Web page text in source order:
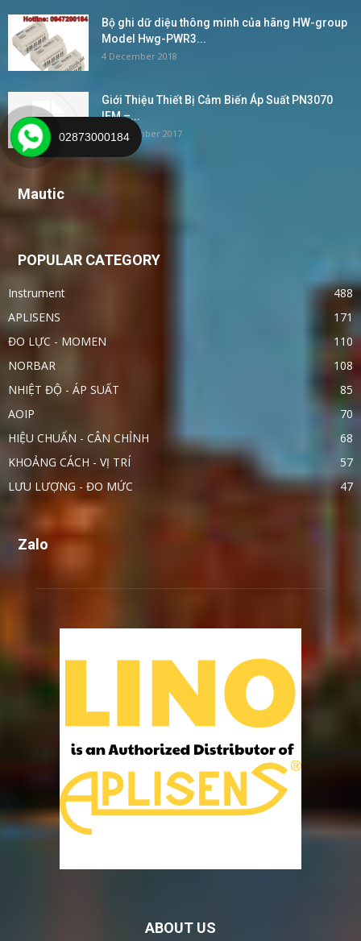
Bộ ghi dữ diệu thông minh của hãng HW-group
Model Hwg-PWR3...
4 December 2018
Giới Thiệu Thiết Bị Cảm Biến Áp Suất PN3070
IFM –...
24 November 2017
Mautic
POPULAR CATEGORY
Instrument
488
APLISENS
171
ĐO LỰC - MOMEN
110
NORBAR
108
NHIỆT ĐỘ - ÁP SUẤT
85
AOIP
70
HIỆU CHUẨN - CÂN CHỈNH
68
KHOẢNG CÁCH - VỊ TRÍ
57
LƯU LƯỢNG - ĐO MỨC
47
Zalo
ABOUT US
02873000184